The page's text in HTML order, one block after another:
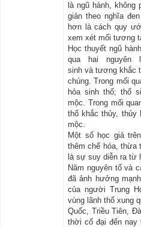
là ngũ hành,
giản theo nghĩa
hơn là cách quy
xem xét mối tương
Học thuyết ngũ
qua hai
sinh và tương khắc
chúng. Trong mối
hỏa sinh thổ; thổ
mộc. Trong mối
thổ khắc thủy, thủy
mộc.
Một số học giả
thêm chế hóa, thừa
là sự suy diễn ra từ
Năm nguyên tố và
đã ảnh hưởng
của người Trung
vùng lãnh thổ xung
Quốc, Triều Tiên,
thời cổ đại đến nay